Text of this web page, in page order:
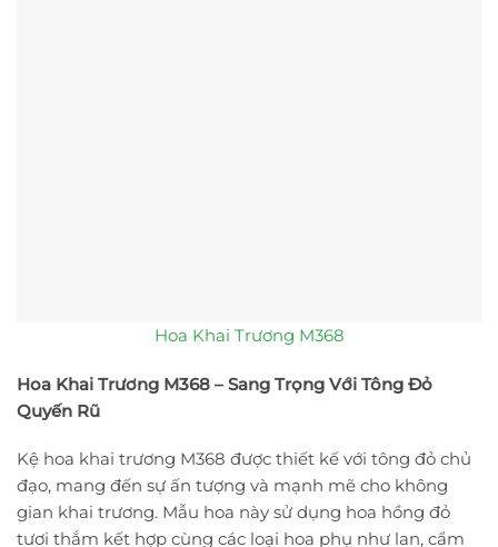
Hoa Khai Trương M368
Hoa Khai Trương M368 – Sang Trọng Với Tông Đỏ
Quyến Rũ
Kệ hoa khai trương M368 được thiết kế với tông đỏ chủ
đạo, mang đến sự ấn tượng và mạnh mẽ cho không
gian khai trương. Mẫu hoa này sử dụng hoa hồng đỏ
tươi thắm kết hợp cùng các loại hoa phụ như lan, cẩm